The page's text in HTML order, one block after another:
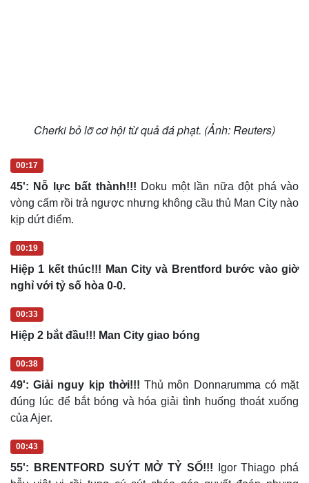
Cherki bỏ lỡ cơ hội từ quả đá phạt. (Ảnh: Reuters)
00:17
45': Nỗ lực bất thành!!! Doku một lần nữa đột phá vào
vòng cấm rồi trả ngược nhưng không cầu thủ Man City nào
kịp dứt điểm.
00:19
Hiệp 1 kết thúc!!! Man City và Brentford bước vào giờ
nghỉ với tỷ số hòa 0-0.
00:33
Hiệp 2 bắt đầu!!! Man City giao bóng
00:38
49': Giải nguy kịp thời!!!Thủ môn Donnarumma có mặt
đúng lúc để bắt bóng và hóa giải tình huống thoát xuống
của Ajer.
00:43
55': BRENTFORD SUÝT MỞ TỶ SỐ!!!
Igor Thiago phá